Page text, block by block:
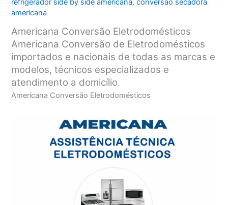
americana
Americana Conversão Eletrodomésticos
Americana Conversão de Eletrodomésticos
importados e nacionais de todas as marcas e
modelos, técnicos especializados e
atendimento a domicílio.
Americana Conversão Eletrodomésticos